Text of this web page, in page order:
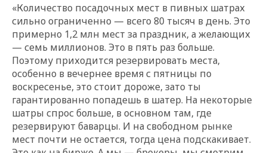
«Количество посадочных мест в пивных шатрах
сильно ограниченно — всего 80 тысяч в день. Это
примерно 1,2 млн мест за праздник, а желающих
— семь миллионов. Это в пять раз больше.
Поэтому приходится резервировать места,
особенно в вечернее время с пятницы по
воскресенье, это стоит дороже, зато ты
гарантированно попадешь в шатер. На некоторые
шатры спрос больше, в основном там, где
резервируют баварцы. И на свободном рынке
мест почти не остается, тогда цена подскакивает.